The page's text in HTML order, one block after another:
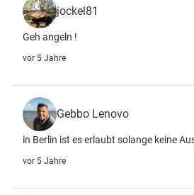
jockel81
Geh angeln !
vor 5 Jahre
Gebbo Lenovo
in Berlin ist es erlaubt solange keine
vor 5 Jahre